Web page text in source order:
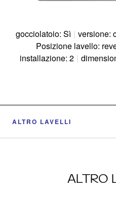
gocciolatoio: Sì | versione:
Posizione lavello:
installazione: 2 |
ALTRO LAVELLI
ALTRO